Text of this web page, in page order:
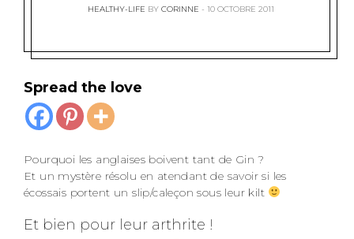
HEALTHY-LIFE BY CORINNE 10 OCTOBRE 2011
Spread the love
Pourquoi les anglaises boivent tant de Gin ?
Et un mystère résolu en atendant de savoir si les
écossais portent un slip/caleçon sous leur kilt
Et bien pour leur arthrite !